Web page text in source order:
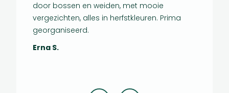
door bossen en weiden, met mooie
vergezichten, alles in herfstkleuren. Prima
georganiseerd.
Erna S.